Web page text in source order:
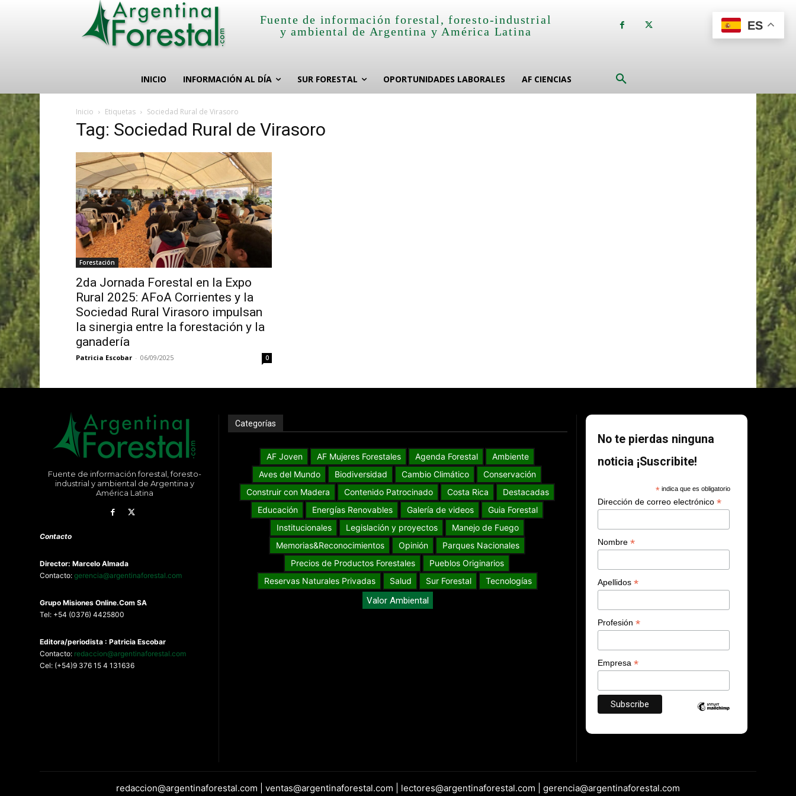
Fuente de información forestal, foresto-industrial
y ambiental de Argentina y América Latina
INICIO INFORMACIÓN AL DÍA SUR FORESTAL OPORTUNIDADES LABORALES AF CIENCIAS
Inicio Etiquetas Sociedad Rural de Virasoro
Tag: Sociedad Rural de Virasoro
Forestación
2da Jornada Forestal en la Expo
Rural 2025: AFoA Corrientes y la
Sociedad Rural Virasoro impulsan
la sinergia entre la forestación y la
ganadería
Patricia Escobar - 06/09/2025 0
Fuente de información forestal, foresto-
industrial y ambiental de Argentina y
América Latina
Contacto
Director: Marcelo Almada
Contacto: gerencia@argentinaforestal.com
Grupo MisionesOnline.Com SA
Tel: +54 (0376) 4425800
Editora/periodista : Patricia Escobar
Contacto: redaccion@argentinaforestal.com
Cel: (+54)9 376 15 4 131636
Categorías
AF Joven AF Mujeres Forestales Agenda Forestal
Ambiente
Aves del Mundo
Biodiversidad Cambio Climático
Conservación
Construir con Madera
Contenido Patrocinado Costa Rica
Destacadas
Educación
Energías Renovables Galería de videos
Guia Forestal
Institucionales
Legislación y proyectos
Manejo de Fuego
Memorias&Reconocimientos
Opinión
Parques Nacionales
Precios de Productos Forestales
Pueblos Originarios
Reservas Naturales Privadas
Salud Sur Forestal Tecnologías
Valor Ambiental
No te pierdas ninguna
noticia ¡Suscribite!
*indica que es obligatorio
Dirección de correo electrónico*
Nombre*
Apellidos*
Profesión*
Empresa*
redaccion@argentinaforestal.com | ventas@argentinaforestal.com | lectores@argentinaforestal.com | gerencia@argentinaforestal.com
ES